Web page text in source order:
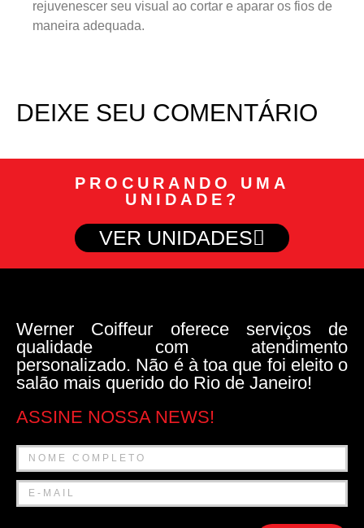
rejuvenescer seu visual ao cortar e aparar os fios de
maneira adequada.
DEIXE SEU COMENTÁRIO
PROCURANDO UMA
UNIDADE?
VER UNIDADES
Werner Coiffeur oferece serviços de
qualidade com atendimento
personalizado. Não é à toa que foi eleito o
salão mais querido do Rio de Janeiro!
ASSINE NOSSA NEWS!